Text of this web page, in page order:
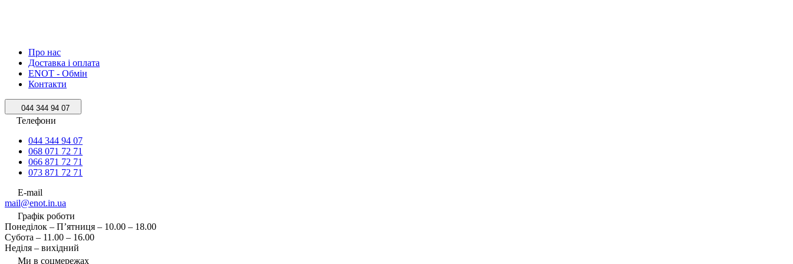
Про нас
Доставка і оплата
ENOT - Обмін
Контакти
044 344 94 07
Телефони
044 344 94 07
068 071 72 71
066 871 72 71
073 871 72 71
E-mail
mail@enot.in.ua
Графік роботи
Понеділок – П’ятниця – 10.00 – 18.00
Субота – 11.00 – 16.00
Неділя – вихідний
Ми в соцмережах